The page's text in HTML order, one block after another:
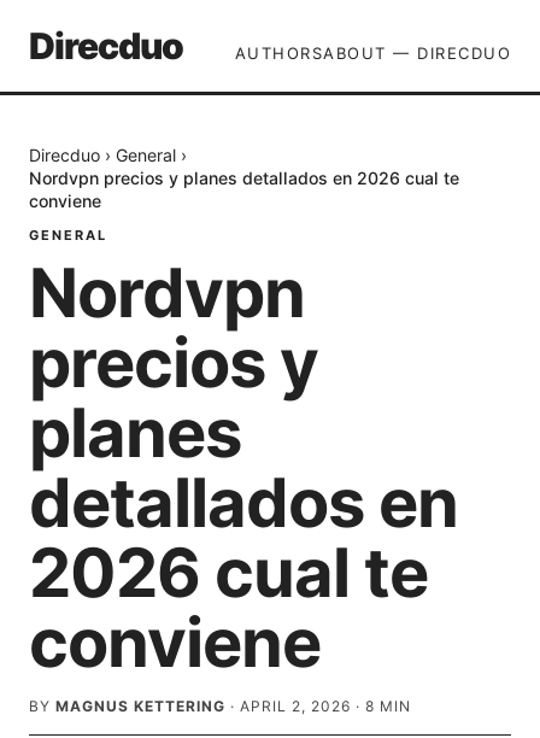
Direcduo AUTHORSABOUT — DIRECDUO
Direcduo › General ›
Nordvpn precios y planes detallados en 2026 cual te
conviene
GENERAL
Nordvpn
precios y
planes
detallados en
2026 cual te
conviene
BY MAGNUS KETTERING · APRIL 2, 2026 · 8 MIN